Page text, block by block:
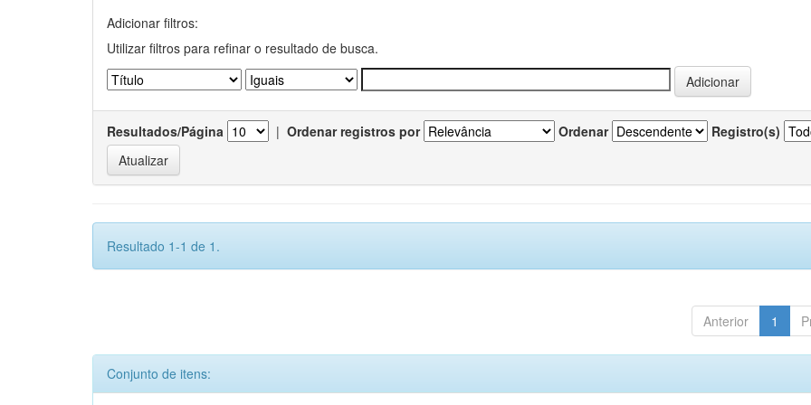
Adicionar filtros:
Utilizar filtros para refinar o resultado de busca.
Resultados/Página | Ordenar registros por Ordenar Registro(s)
Resultado 1-1 de 1.
Anterior 1
Conjunto de itens: